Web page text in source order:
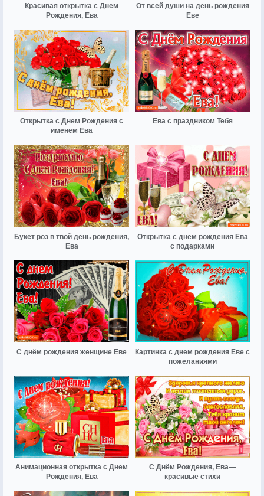
Красивая открытка с Днем
Рождения, Ева
От всей души на день рождения
Еве
Открытка с Днем Рождения с
именем Ева
Ева с праздником Тебя
Букет роз в твой день рождения,
Ева
Открытка с днем рождения Ева
с подарками
С днём рождения женщине Еве
Картинка с днем рождения Еве с
пожеланиями
Анимационная открытка с Днем
Рождения, Ева
С Днём Рождения, Ева—
красивые стихи